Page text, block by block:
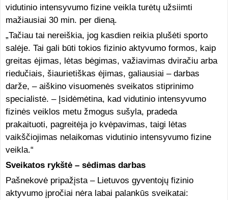
vidutinio intensyvumo fizine veikla turėtų užsiimti
mažiausiai 30 min. per dieną.
„Tačiau tai nereiškia, jog kasdien reikia plušėti sporto
salėje. Tai gali būti tokios fizinio aktyvumo formos, kaip
greitas ėjimas, lėtas bėgimas, važiavimas dviračiu arba
riedučiais, šiaurietiškas ėjimas, galiausiai – darbas
darže, – aiškino visuomenės sveikatos stiprinimo
specialistė. – Įsidėmėtina, kad vidutinio intensyvumo
fizinės veiklos metu žmogus sušyla, pradeda
prakaituoti, pagreitėja jo kvėpavimas, taigi lėtas
vaikščiojimas nelaikomas vidutinio intensyvumo fizine
veikla.“
Sveikatos rykštė – sėdimas darbas
Pašnekovė pripažįsta – Lietuvos gyventojų fizinio
aktyvumo įpročiai nėra labai palankūs sveikatai: